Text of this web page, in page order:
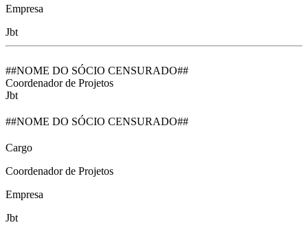
Empresa
Jbt
##NOME DO SÓCIO CENSURADO##
Coordenador de Projetos
Jbt
##NOME DO SÓCIO CENSURADO##
Cargo
Coordenador de Projetos
Empresa
Jbt